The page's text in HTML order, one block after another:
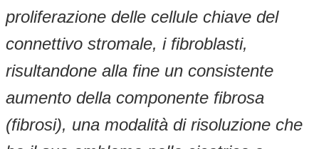
proliferazione delle cellule chiave del
connettivo stromale, i fibroblasti,
risultandone alla fine un consistente
aumento della componente fibrosa
(fibrosi), una modalità di risoluzione che